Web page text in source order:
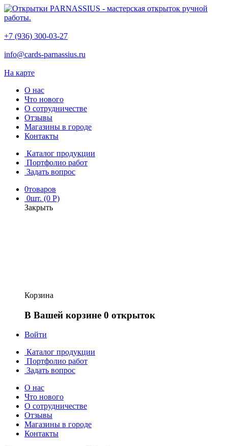
+7 (936) 300-03-27
info@cards-parnassius.ru
На карте
О нас
Что нового
О сотрудничестве
Отзывы
Магазины в городе
Контакты
Каталог продукции
Портфолио работ
Задать вопрос
0товаров
0шт. (0 Р)
Закрыть
Корзина
В Вашей корзине 0 открыток
Войти
Каталог продукции
Портфолио работ
Задать вопрос
О нас
Что нового
О сотрудничестве
Отзывы
Магазины в городе
Контакты